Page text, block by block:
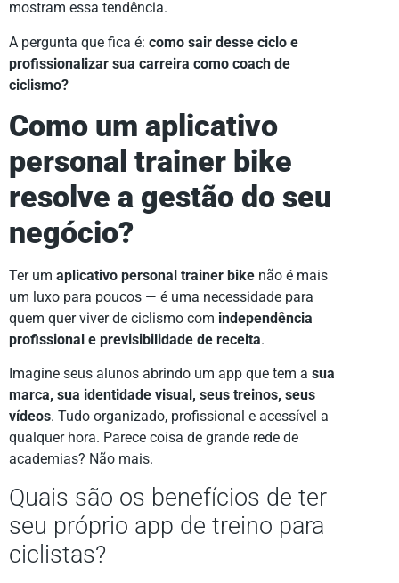
mostram essa tendência.
A pergunta que fica é: como sair desse ciclo e
profissionalizar sua carreira como coach de
ciclismo?
Como um aplicativo
personal trainer bike
resolve a gestão do seu
negócio?
Ter um aplicativo personal trainer bike não é mais
um luxo para poucos — é uma necessidade para
quem quer viver de ciclismo com independência
profissional e previsibilidade de receita.
Imagine seus alunos abrindo um app que tem a sua
marca, sua identidade visual, seus treinos, seus
vídeos. Tudo organizado, profissional e acessível a
qualquer hora. Parece coisa de grande rede de
academias? Não mais.
Quais são os benefícios de ter
seu próprio app de treino para
ciclistas?